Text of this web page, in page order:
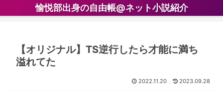
愉悦部出身の自由帳@ネット小説紹介
【オリジナル】TS逆行したら才能に満ち
溢れてた
2022.11.20 2023.09.28